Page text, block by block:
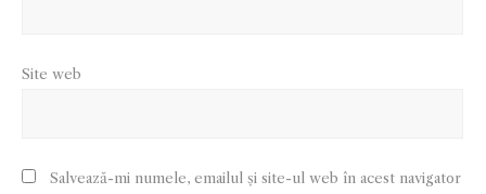
Site web
Salvează-mi numele, emailul și site-ul web în acest navigator